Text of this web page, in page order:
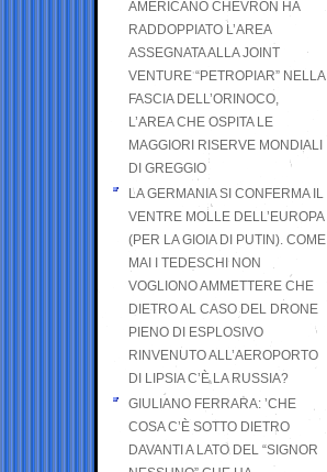
AMERICANO CHEVRON HA
RADDOPPIATO L’AREA
ASSEGNATA ALLA JOINT
VENTURE “PETROPIAR” NELLA
FASCIA DELL’ORINOCO,
L’AREA CHE OSPITA LE
MAGGIORI RISERVE MONDIALI
DI GREGGIO
LA GERMANIA SI CONFERMA IL
VENTRE MOLLE DELL’EUROPA
(PER LA GIOIA DI PUTIN). COME
MAI I TEDESCHI NON
VOGLIONO AMMETTERE CHE
DIETRO AL CASO DEL DRONE
PIENO DI ESPLOSIVO
RINVENUTO ALL’AEROPORTO
DI LIPSIA C’È LA RUSSIA?
GIULIANO FERRARA: ’CHE
COSA C’È SOTTO DIETRO
DAVANTI A LATO DEL “SIGNOR